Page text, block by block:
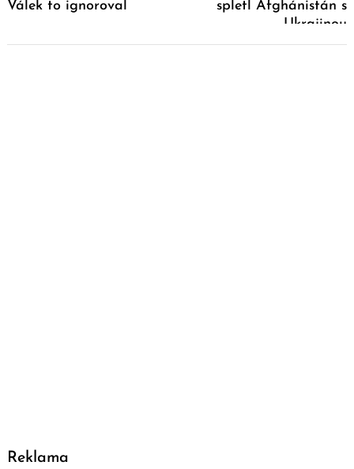
Válek to ignoroval
spletl Afghánistán s
Ukrajinou
Reklama